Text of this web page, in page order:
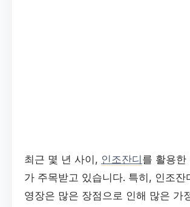
최근 몇 년 사이, 인조잔디 를 활용한
가 주목받고 있습니다. 특히, 인조잔
영장은 많은 장점으로 인해 많은 가